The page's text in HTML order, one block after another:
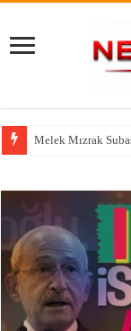
Melek Mızrak